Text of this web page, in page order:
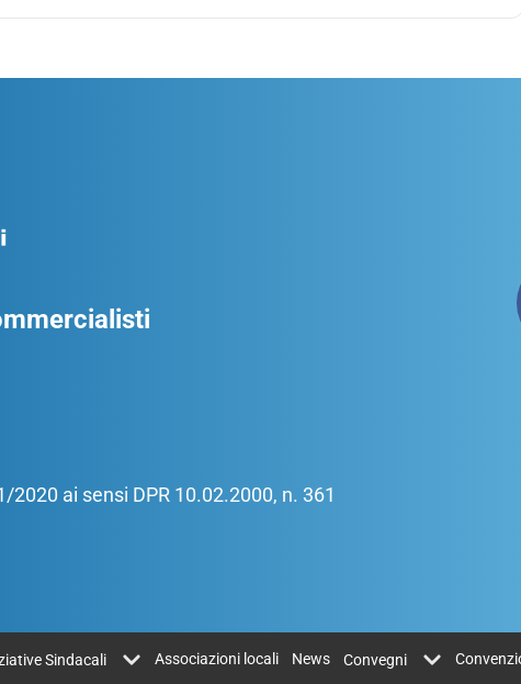
ai sensi DPR 10.02.2000, n. 361
Sindacali Associazioni locali News Convegni